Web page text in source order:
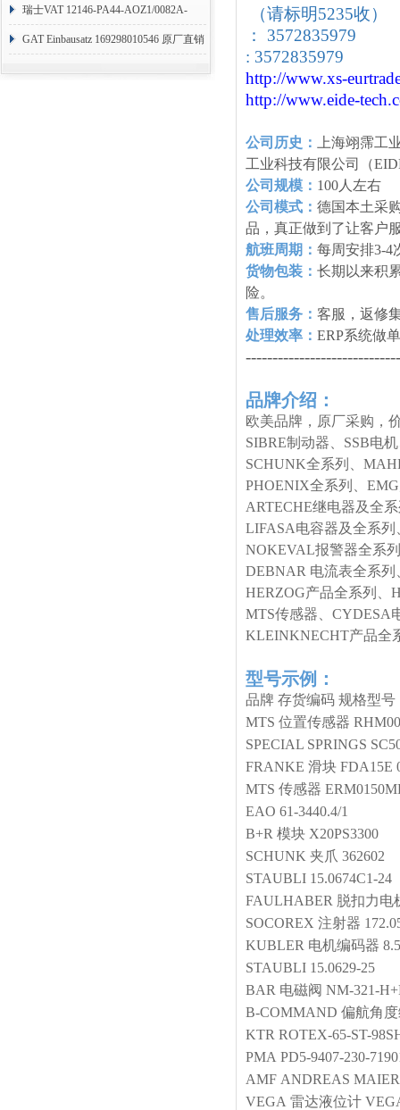
目表）
瑞士VAT 12146-PA44-AOZ1/0082A-
1173938
GAT Einbausatz 169298010546 原厂直销
（请标明5235收）
： 3572835979
: 3572835979
http://www.xs-
http://www.eide-tech
公司历史：
上海翊霈工
工业科技有限公司（
公司规模： 100人左右
公司模式： 德国本土采
品，真正做到了让客户
航班周期： 每周安排3-4
货物包装： 长期以来积
险。
售后服务： 客服，返修
处理效率： ERP系统做
品牌介绍：
欧美品牌，原厂采购，
SIBRE制动器、SSB电
SCHUNK全系列、
PHOENIX全系列、
ARTECHE继电器及全
LIFASA电容器及全系
NOKEVAL报警器全系
DEBNAR 电流表全系
HERZOG产品全系列、
MTS传感器、CYDESA
KLEINKNECHT产品全
型号示例：
品牌 存货编码 规格型号
MTS 位置传感器
SPECIAL SPRINGS
FRANKE 滑块 FDA15E
MTS 传感器
EAO 61-3440.4/1
B+R 模块 X20PS3300
SCHUNK 夹爪 362602
STAUBLI 15.0674C1-24
FAULHABER 脱扣力电
SOCOREX 注射器
KUBLER 电机编码器
STAUBLI 15.0629-25
BAR 电磁阀 NM-321-
B-COMMAND 偏航角
KTR ROTEX-65-ST-
PMA PD5-9407-230-
AMF ANDREAS
VEGA 雷达液位计